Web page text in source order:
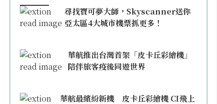
尋找寶可夢大師，Skyscanner送你
亞太區4大城市機票抓更多！
華航推出台灣首架「皮卡丘彩繪機」
陪伴旅客疫後同遊世界
華航最繽紛新機 皮卡丘彩繪機 CI飛上